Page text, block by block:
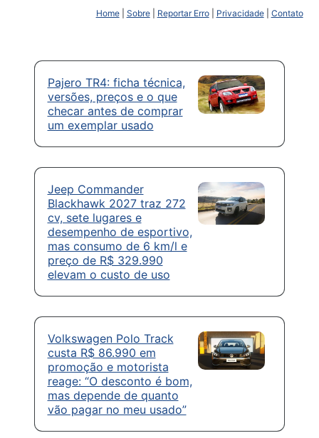
Home| Sobre| Reportar Erro| Privacidade| Contato
Pajero TR4: ficha técnica,
versões, preços e o que
checar antes de comprar
um exemplar usado
Jeep Commander
Blackhawk 2027 traz 272
cv, sete lugares e
desempenho de esportivo,
mas consumo de 6 km/l e
preço de R$ 329.990
elevam o custo de uso
Volkswagen Polo Track
custa R$ 86.990 em
promoção e motorista
reage: “O desconto é bom,
mas depende de quanto
vão pagar no meu usado”